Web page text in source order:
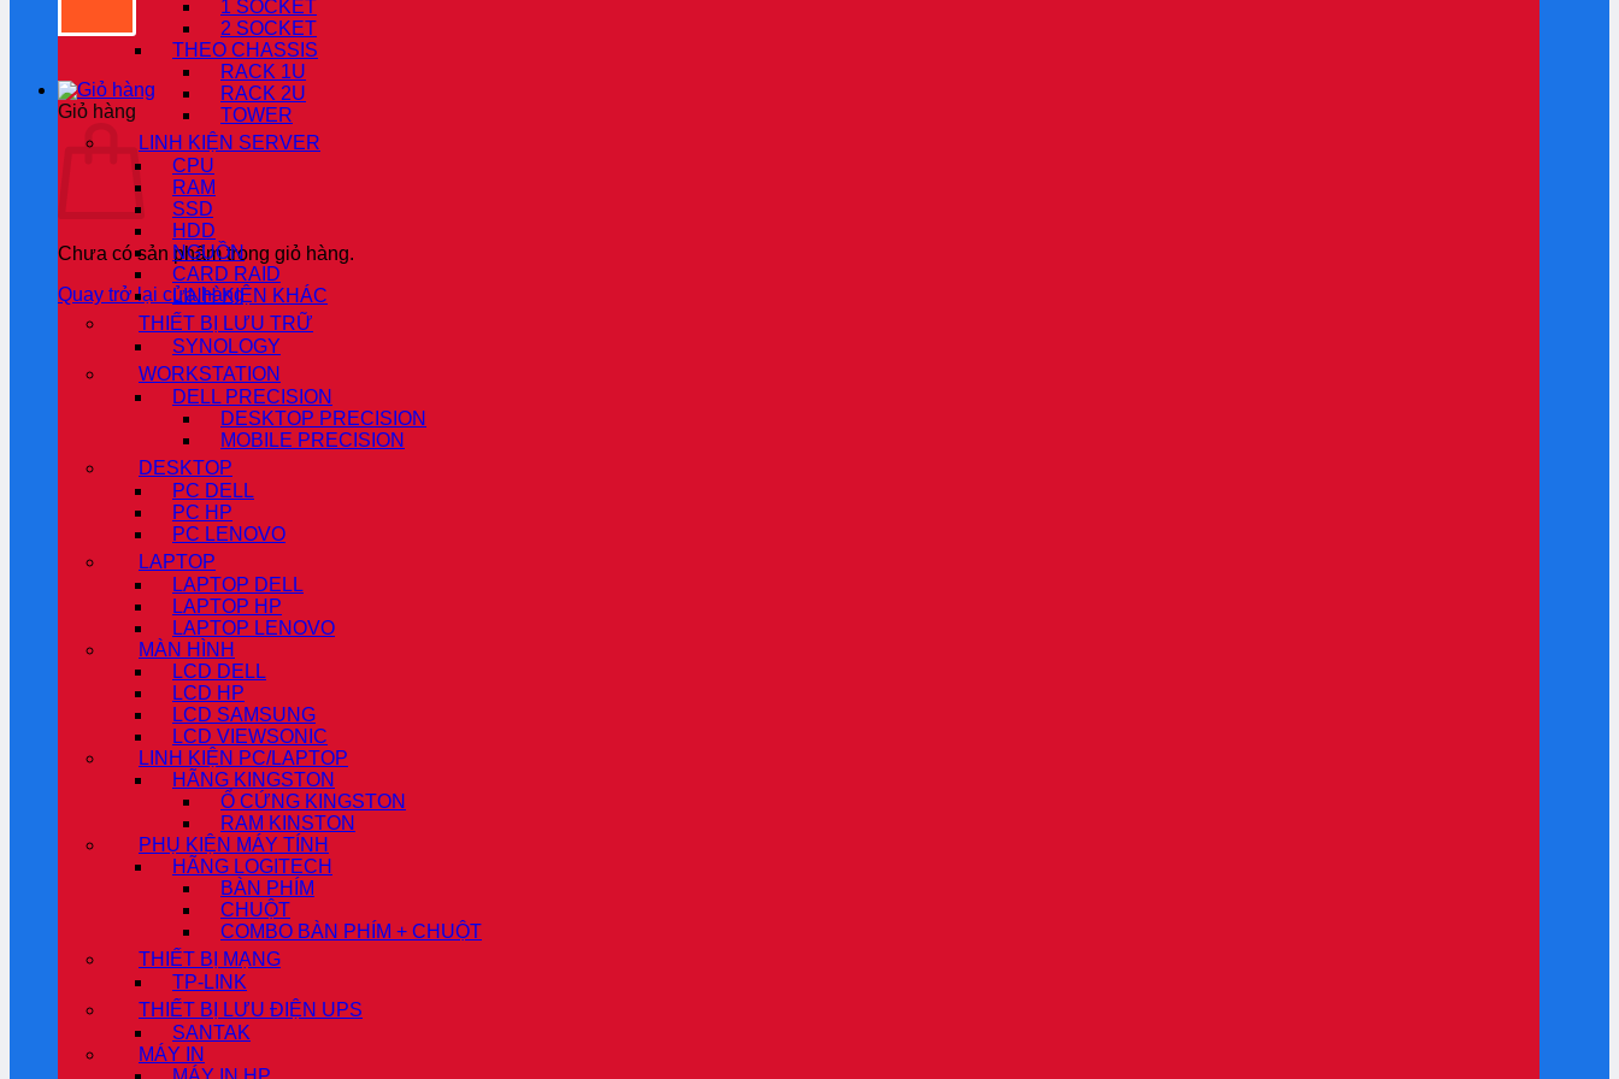
Giỏ hàng
Chưa có sản phẩm trong giỏ hàng.
Quay trở lại cửa hàng
1 SOCKET
2 SOCKET
THEO CHASSIS
RACK 1U
RACK 2U
TOWER
LINH KIỆN SERVER
CPU
RAM
SSD
HDD
NGUỒN
CARD RAID
LINH KIỆN KHÁC
THIẾT BỊ LƯU TRỮ
SYNOLOGY
WORKSTATION
DELL PRECISION
DESKTOP PRECISION
MOBILE PRECISION
DESKTOP
PC DELL
PC HP
PC LENOVO
LAPTOP
LAPTOP DELL
LAPTOP HP
LAPTOP LENOVO
MÀN HÌNH
LCD DELL
LCD HP
LCD SAMSUNG
LCD VIEWSONIC
LINH KIỆN PC/LAPTOP
HÃNG KINGSTON
Ổ CỨNG KINGSTON
RAM KINSTON
PHỤ KIỆN MÁY TÍNH
HÃNG LOGITECH
BÀN PHÍM
CHUỘT
COMBO BÀN PHÍM + CHUỘT
THIẾT BỊ MẠNG
TP-LINK
THIẾT BỊ LƯU ĐIỆN UPS
SANTAK
MÁY IN